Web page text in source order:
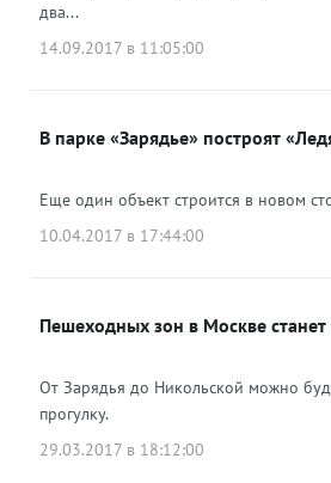
два...
14.09.2017 в 11:05:00
В парке «Зарядье» построят
Еще один объект строится в новом
10.04.2017 в 17:44:00
Пешеходных зон в Москве
От Зарядья до Никольской можно
прогулку.
29.03.2017 в 18:12:00